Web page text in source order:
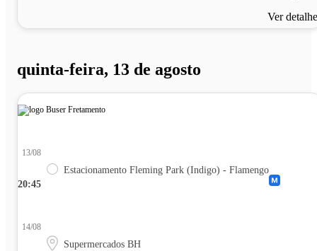
Ver
quinta-feira, 13 de agosto
20:45
13/08
Estacionamento Fleming Park (Indigo) - Flamengo
14/08
Supermercados BH